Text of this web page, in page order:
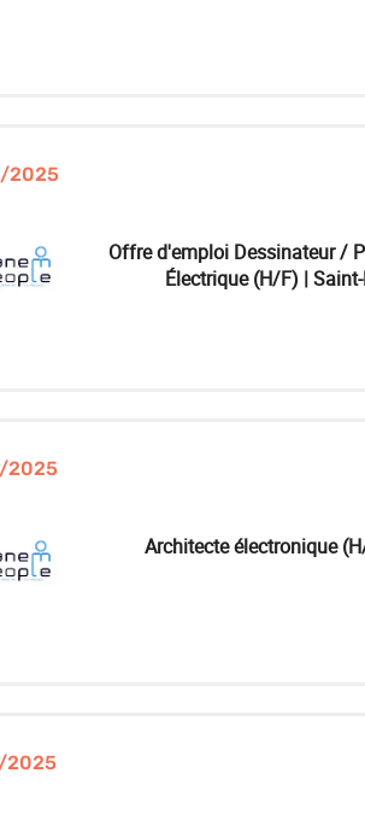
2025
Offre d'emploi Dessinateur /
Électrique (H/F) |
2025
Architecte électronique
2025